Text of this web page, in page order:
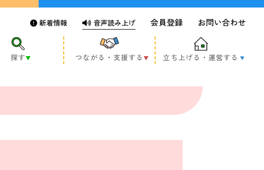
新着情報 音声読み上げ 会員登録 お問い合わせ
探す つながる・支援する 立ち上げる・運営する